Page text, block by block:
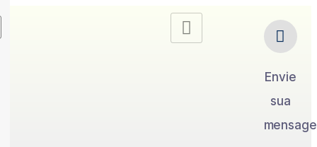
Envie
sua